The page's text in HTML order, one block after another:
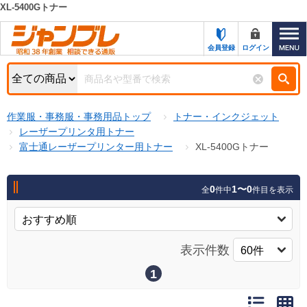
カテゴリー一覧
お知らせ
特集・キャンペーン一覧
初めての方へ
お問い合わせ
新規登録キャンペーン
キーワード検索
検索条件
商品カテゴリから選ぶ
商品ステータスで絞る
キャンペーン
XL-5400Gトナー
会員登録 ログイン
作業服・事務服・事務用品トップ
トナー・インクジェット
レーザープリンタ用トナー
富士通レーザープリンター用トナー
XL-5400Gトナー
全0件中1〜0件目を表示
表示件数
1